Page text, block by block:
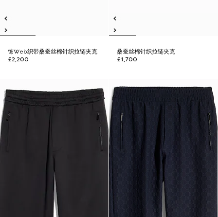
饰Web织带桑蚕丝棉针织拉链夹克
£2,200
桑蚕丝棉针织拉链夹克
£1,700